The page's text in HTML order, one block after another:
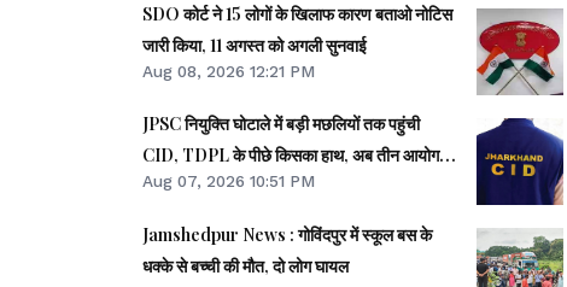
SDO कोर्ट ने 15 लोगों के खिलाफ कारण बताओ नोटिस
जारी किया, 11 अगस्त को अगली सुनवाई
Aug 08, 2026 12:21 PM
JPSC नियुक्ति घोटाले में बड़ी मछलियों तक पहुंची
CID, TDPL के पीछे किसका हाथ, अब तीन आयोग
सदस्यों से पूछताछ
Aug 07, 2026 10:51 PM
Jamshedpur News : गोविंदपुर में स्कूल बस के
धक्के से बच्ची की मौत, दो लोग घायल